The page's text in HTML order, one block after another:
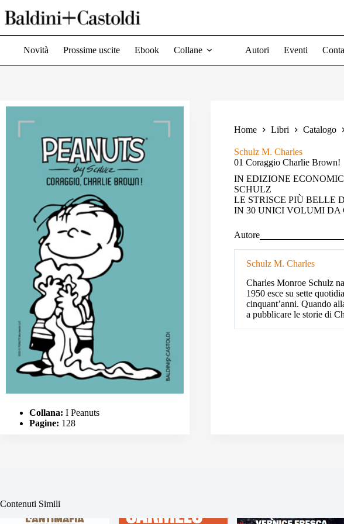
al
contenuto
Novità Prossime uscite Ebook Collane Autori Eventi
Home Libri Catalogo
Schulz M. Charles
01 Coraggio Charlie Brown!
IN EDIZIONE
SCHULZ
LE STRISCE PIÙ BELLE
IN 30 UNICI VOLUMI DA
Autore
Schulz M. Charles
Charles Monroe Schulz
1950 esce su sette
cinquant’anni. Quando
a pubblicare le storie di
Collana: I Peanuts
Pagine: 128
Contenuti Simili